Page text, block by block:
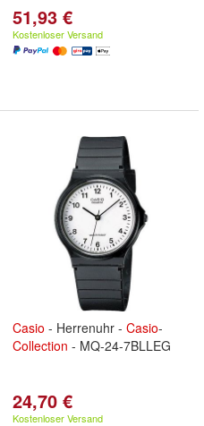
51,93 €
Kostenloser Versand
Casio - Herrenuhr - Casio-
Collection - MQ-24-7BLLEG
24,70 €
Kostenloser Versand